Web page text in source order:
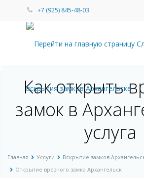
+7 (925) 845-48-03
Как открыть
замок в
услуга
Главная Услуги
Вскрытие замков
Открытие врезного замка Архангельск